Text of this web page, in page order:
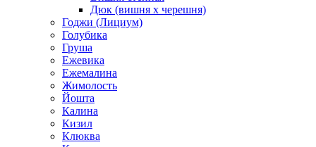
Дюк (вишня х черешня)
Годжи (Лициум)
Голубика
Груша
Ежевика
Ежемалина
Жимолость
Йошта
Калина
Кизил
Клюква